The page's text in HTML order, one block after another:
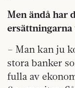
Men ändå har
– Man kan ju
stora banker
fulla av